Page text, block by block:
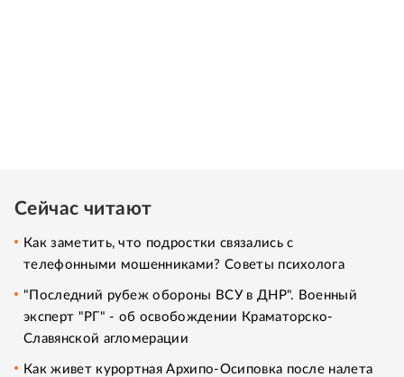
Сейчас читают
Как заметить, что подростки связались с
телефонными мошенниками? Советы психолога
"Последний рубеж обороны ВСУ в ДНР". Военный
эксперт "РГ" - об освобождении Краматорско-
Славянской агломерации
Как живет курортная Архипо-Осиповка после налета